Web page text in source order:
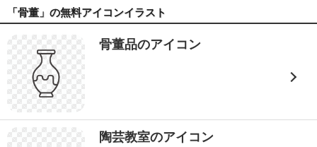
「骨董」の無料アイコンイラスト
骨董品のアイコン
陶芸教室のアイコン